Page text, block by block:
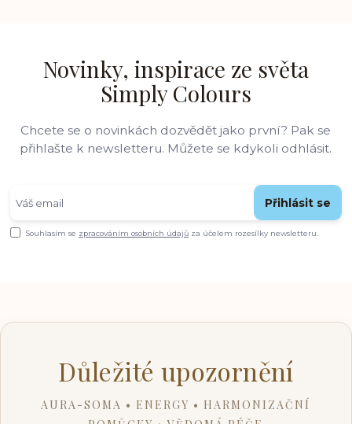
Novinky, inspirace ze světa
Simply Colours
Chcete se o novinkách dozvědět jako první? Pak se
přihlašte k newsletteru. Můžete se kdykoli odhlásit.
Přihlásit se
Souhlasím se zpracováním osobních údajů za účelem rozesílky newsletteru.
Důležité upozornění
AURA-SOMA • ENERGY • HARMONIZAČNÍ